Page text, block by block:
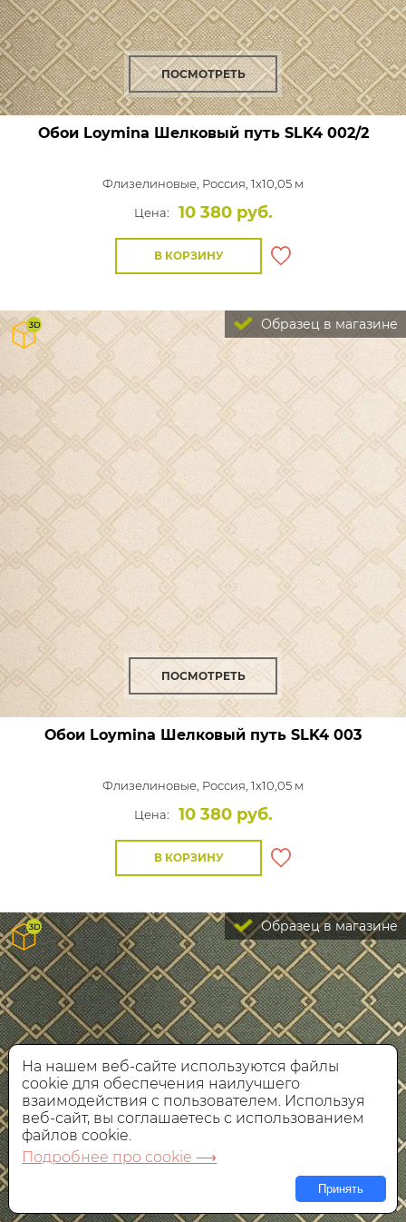
ПОСМОТРЕТЬ
Обои Loymina Шелковый путьSLK4 002/2
Флизелиновые, Россия, 1x10,05 м
Цена:
10 380 руб.
В КОРЗИНУ
Образец в магазине
ПОСМОТРЕТЬ
Обои Loymina Шелковый путь SLK4 003
Флизелиновые, Россия, 1x10,05 м
Цена:
10 380 руб.
В КОРЗИНУ
Образец в магазине
На нашем веб-сайте используются файлы
cookie для обеспечения наилучшего
взаимодействия с пользователем. Используя
веб-сайт, вы соглашаетесь с использованием
файлов cookie.
Подробнее про cookie ⟶
Принять